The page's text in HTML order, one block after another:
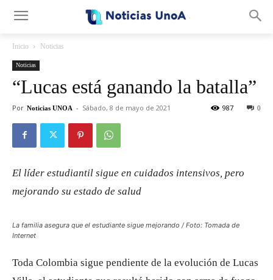
Inicio Noticias
Noticias
“Lucas está ganando la batalla”
Por Noticias UNOA - Sábado, 8 de mayo de 2021 0
987
El líder estudiantil sigue en cuidados intensivos, pero
mejorando su estado de salud
La familia asegura que el estudiante sigue mejorando / Foto: Tomada de
Internet
Toda Colombia sigue pendiente de la evolución de Lucas